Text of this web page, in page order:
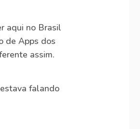
aqui no Brasil
de Apps dos
assim.
falando